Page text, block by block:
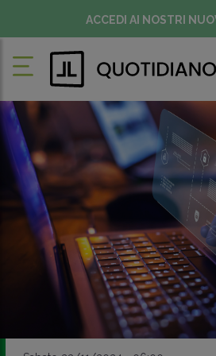
ACCEDI AI NOSTRI